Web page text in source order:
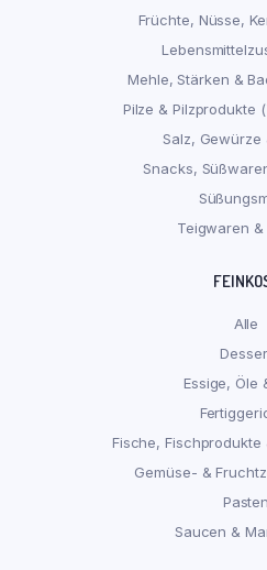
Früchte, Nüsse,
Mehle, Stärken &
Pilze & Pilzprodukte
Salz, Gewürze
Snacks,
Teigwaren &
Alle
Essige, Öle
Fische,
Gemüse- &
Pasten
Saucen &